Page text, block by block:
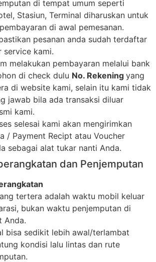
di tempat umum seperti
Stasiun, Terminal diharuskan untuk
di awal pemesanan.
pesanan anda sudah terdaftar
service kami.
melakukan pembayaran melalui bank
di check dulu No. Rekening yang
di website kami, selain itu kami tidak
jawab bila ada transaksi diluar
kami.
selesai kami akan mengirimkan
/ Payment Recipt atau Voucher
sebagai alat tukar nanti Anda.
dan Penjemputan
tertera adalah waktu mobil keluar
bukan waktu penjemputan di
Anda.
bisa sedikit lebih awal/terlambat
kondisi lalu lintas dan rute